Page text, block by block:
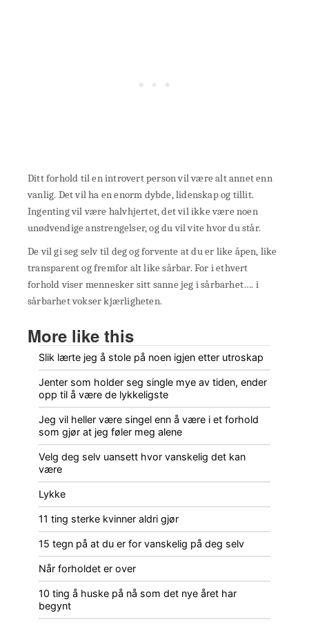
Ditt forhold til en introvert person vil være alt annet enn
vanlig. Det vil ha en enorm dybde, lidenskap og tillit.
Ingenting vil være halvhjertet, det vil ikke være noen
unødvendige anstrengelser, og du vil vite hvor du står.
De vil gi seg selv til deg og forvente at du er like åpen, like
transparent og fremfor alt like sårbar. For i ethvert
forhold viser mennesker sitt sanne jeg i sårbarhet…. i
sårbarhet vokser kjærligheten.
More like this
Slik lærte jeg å stole på noen igjen etter utroskap
Jenter som holder seg single mye av tiden, ender
opp til å være de lykkeligste
Jeg vil heller være singel enn å være i et forhold
som gjør at jeg føler meg alene
Velg deg selv uansett hvor vanskelig det kan
være
Lykke
11 ting sterke kvinner aldri gjør
15 tegn på at du er for vanskelig på deg selv
Når forholdet er over
10 ting å huske på nå som det nye året har
begynt